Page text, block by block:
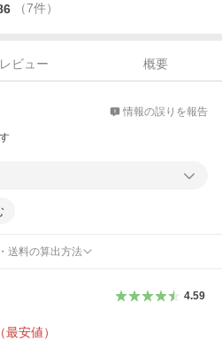
（7件）
レビュー
概要
情報の誤りを報告
送料の算出方法
4.59
（最安値）